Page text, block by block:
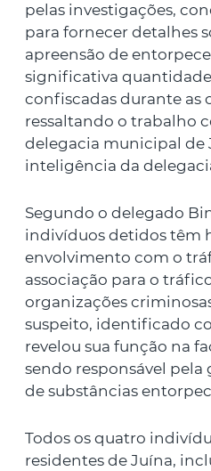
pelas investigações,
para fornecer detalhes
apreensão de
significativa
confiscadas durante as
ressaltando o trabalho
delegacia municipal de
inteligência da
Segundo o delegado
indivíduos detidos têm
envolvimento com o
associação para o
organizações
suspeito, identificado
revelou sua função na
sendo responsável
de substâncias
Todos os quatro
residentes de Juína,